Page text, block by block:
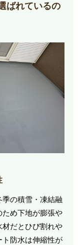
ばれているの
の積雪・凍結融
め下地が膨張や
だとひび割れや
防水は伸縮性が